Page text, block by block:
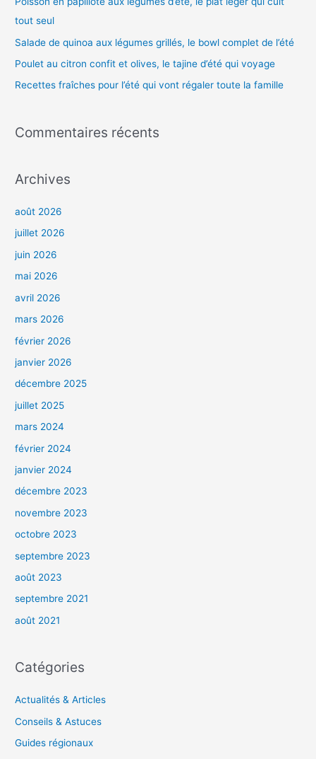
e
r
tout seul
Salade de quinoa aux légumes grillés, le bowl complet de l’été
Poulet au citron confit et olives, le tajine d’été qui voyage
Recettes fraîches pour l’été qui vont régaler toute la famille
Commentaires récents
Archives
août 2026
juillet 2026
juin 2026
mai 2026
avril 2026
mars 2026
février 2026
janvier 2026
décembre 2025
juillet 2025
mars 2024
février 2024
janvier 2024
décembre 2023
novembre 2023
octobre 2023
septembre 2023
août 2023
septembre 2021
août 2021
Catégories
Actualités & Articles
Conseils & Astuces
Guides régionaux